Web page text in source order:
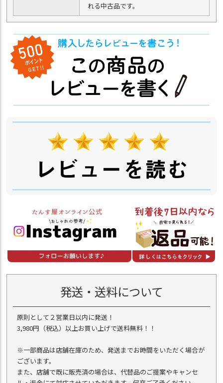
れる中古品です。
発送・送料について
原則として２営業日以内に発送！
3,980円（税込）以上お買い上げで送料無料！！
※一部商品は店舗在庫のため、発送までお時間をいただく場合が
ございます。
また、店舗で既に販売済の場合は、代替品のご提案やキャンセ